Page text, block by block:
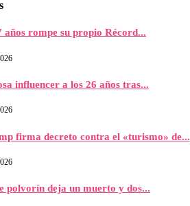
años rompe su propio Récord...
influencer a los 26 años tras...
firma decreto contra el «turismo» de...
polvorín deja un muerto y dos...